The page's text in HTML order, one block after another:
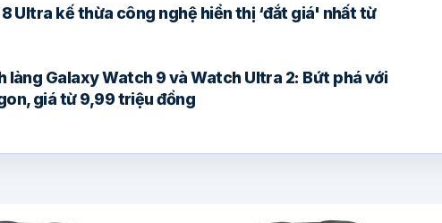
Ultra kế thừa công nghệ hiển thị ‘đắt giá' nhất từ
làng Galaxy Watch 9 và Watch Ultra 2: Bứt phá với
giá từ 9,99 triệu đồng